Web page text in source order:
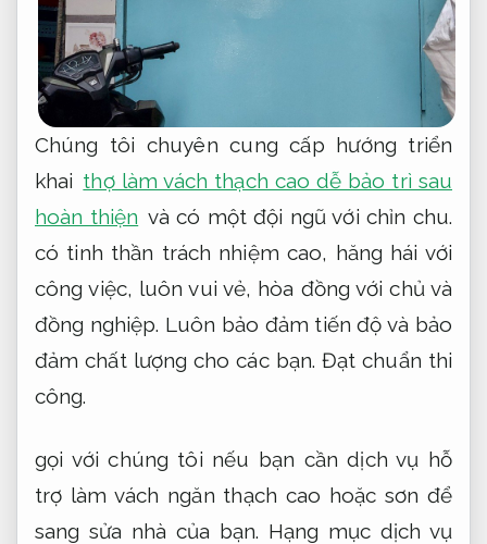
Chúng tôi chuyên cung cấp hướng triển
khai thợ làm vách thạch cao dễ bảo trì sau
hoàn thiện và có một đội ngũ với chỉn chu.
có tinh thần trách nhiệm cao, hăng hái với
công việc, luôn vui vẻ, hòa đồng với chủ và
đồng nghiệp. Luôn bảo đảm tiến độ và bảo
đảm chất lượng cho các bạn. Đạt chuẩn thi
công.
gọi với chúng tôi nếu bạn cần dịch vụ hỗ
trợ làm vách ngăn thạch cao hoặc sơn để
sang sửa nhà của bạn. Hạng mục dịch vụ